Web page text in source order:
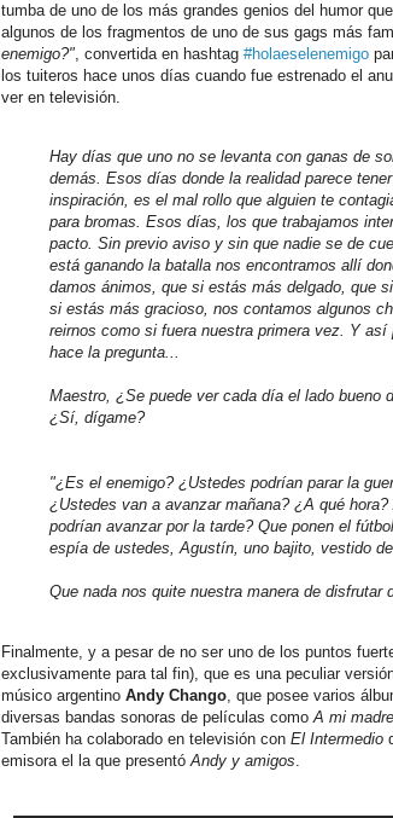
tumba de uno de los más grandes genios del humor
algunos de los fragmentos de uno de sus gags más
enemigo?", convertida en hashtag #holaeselenemigo
los tuiteros hace unos días cuando fue estrenado el
ver en televisión.
Hay días que uno no se levanta con ganas de
demás. Esos días donde la realidad parece
inspiración, es el mal rollo que alguien te
para bromas. Esos días, los que trabajamos
pacto. Sin previo aviso y sin que nadie se de
está ganando la batalla nos encontramos allí
damos ánimos, que si estás más delgado, que
si estás más gracioso, nos contamos algunos
reirnos como si fuera nuestra primera vez. Y
hace la pregunta...
Maestro, ¿Se puede ver cada día el lado bueno
¿Sí, dígame?
"¿Es el enemigo? ¿Ustedes podrían parar la
¿Ustedes van a avanzar mañana? ¿A qué
podrían avanzar por la tarde? Que ponen el
espía de ustedes, Agustín, uno bajito, vestido
Que nada nos quite nuestra manera de disfrutar
Finalmente, y a pesar de no ser uno de los puntos
exclusivamente para tal fin), que es una peculiar
músico argentino Andy Chango , que posee varios
diversas bandas sonoras de películas como A mi
También ha colaborado en televisión con El Intermedio
emisora el la que presentó Andy y amigos